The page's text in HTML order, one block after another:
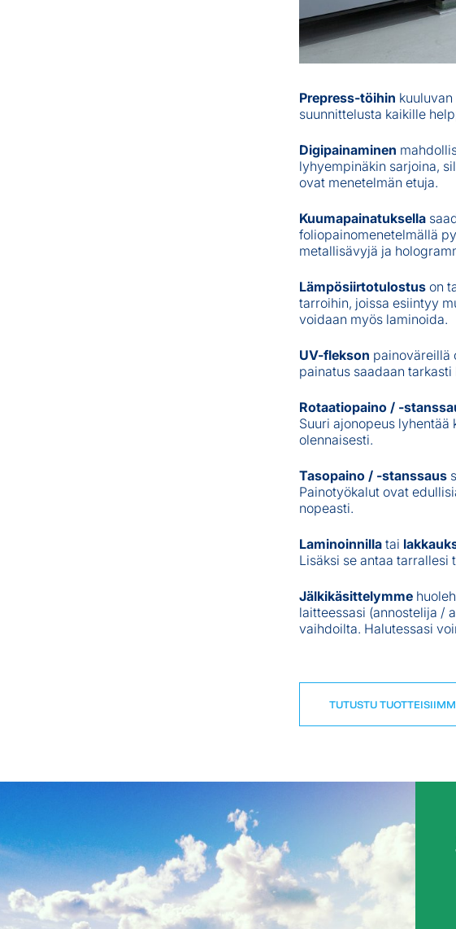
Prepress-töihin
suunnittelusta kaikille
Digipainaminen
lyhyempinäkin sarjoina,
ovat menetelmän etuja.
Kuumapainatuksella
foliopainomenetelmällä
metallisävyjä ja
Lämpösiirtotulostus on
tarroihin, joissa esiintyy
voidaan myös laminoida.
UV-flekson painoväreillä
painatus saadaan
Rotaatiopaino / -
Suuri ajonopeus lyhentää
olennaisesti.
Tasopaino / -stanssaus
Painotyökalut ovat
nopeasti.
Laminoinnilla tai
Lisäksi se antaa
Jälkikäsittelymme
laitteessasi (annostelija /
vaihdoilta. Halutessasi
TUTUSTU